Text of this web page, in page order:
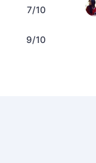
7/10
9/10